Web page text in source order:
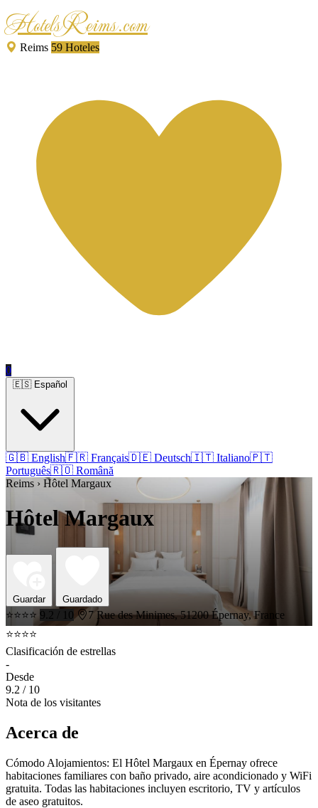
HotelsReims.com
Reims 59 Hoteles
0
🇬🇧 English🇫🇷 Français🇩🇪 Deutsch🇮🇹 Italiano🇵🇹
Português🇷🇴 Română
Reims › Hôtel Margaux
Hôtel Margaux
Guardar Guardado
⭐⭐⭐⭐ 9.2 / 10
7 Rue des Minimes, 51200 Épernay, France
⭐⭐⭐⭐
Clasificación de estrellas
-
Desde
9.2 / 10
Nota de los visitantes
Acerca de
Cómodo Alojamientos: El Hôtel Margaux en Épernay ofrece
habitaciones familiares con baño privado, aire acondicionado y WiFi
gratuita. Todas las habitaciones incluyen escritorio, TV y artículos
de aseo gratuitos.